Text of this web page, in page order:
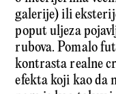
galerije) ili
poput uljeza
rubova. Pomalo
kontrasta realne
efekta koji kao da